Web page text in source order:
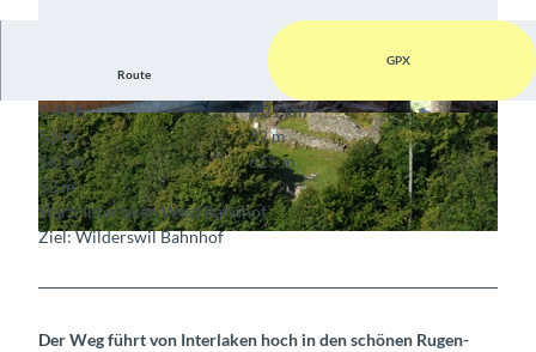
© Interlaken Tourismus, Interlaken Tourismus
© Interlaken Tourismus, Interlaken Tourismus © Interlaken Tourismus, Interlaken Tourismus
Route
GPX
0:49 h
3,21 km
53 m
32 m
563 m
615 m
52 m
Start: Interlaken West Bahnhof
Ziel: Wilderswil Bahnhof
Der Weg führt von Interlaken hoch in den schönen Rugen-